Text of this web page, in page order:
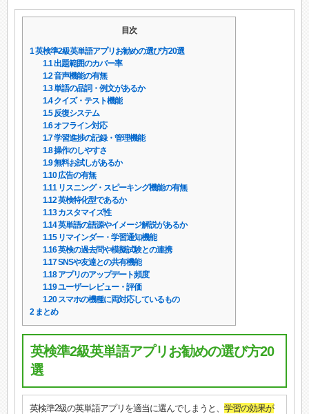
目次
1英検準2級英単語アプリお勧めの選び方20選
1.1出題範囲のカバー率
1.2音声機能の有無
1.3単語の品詞・例文があるか
1.4クイズ・テスト機能
1.5反復システム
1.6オフライン対応
1.7学習進捗の記録・管理機能
1.8操作のしやすさ
1.9無料お試しがあるか
1.10広告の有無
1.11リスニング・スピーキング機能の有無
1.12英検特化型であるか
1.13カスタマイズ性
1.14英単語の語源やイメージ解説があるか
1.15リマインダー・学習通知機能
1.16英検の過去問や模擬試験との連携
1.17SNSや友達との共有機能
1.18アプリのアップデート頻度
1.19ユーザーレビュー・評価
1.20スマホの機種に両対応しているもの
2まとめ
英検準2級英単語アプリお勧めの選び方20
選
英検準2級の英単語アプリを適当に選んでしまうと、 学習の効果が